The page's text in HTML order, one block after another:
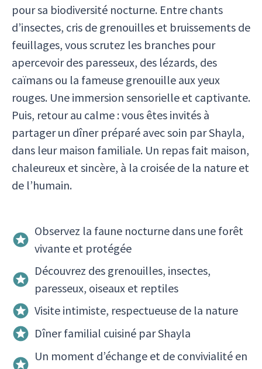
pour sa biodiversité nocturne. Entre chants
d’insectes, cris de grenouilles et bruissements de
feuillages, vous scrutez les branches pour
apercevoir des paresseux, des lézards, des
caïmans ou la fameuse grenouille aux yeux
rouges. Une immersion sensorielle et captivante.
Puis, retour au calme : vous êtes invités à
partager un dîner préparé avec soin par Shayla,
dans leur maison familiale. Un repas fait maison,
chaleureux et sincère, à la croisée de la nature et
de l’humain.
Observez la faune nocturne dans une forêt
vivante et protégée
Découvrez des grenouilles, insectes,
paresseux, oiseaux et reptiles
Visite intimiste, respectueuse de la nature
Dîner familial cuisiné par Shayla
Un moment d’échange et de convivialité en